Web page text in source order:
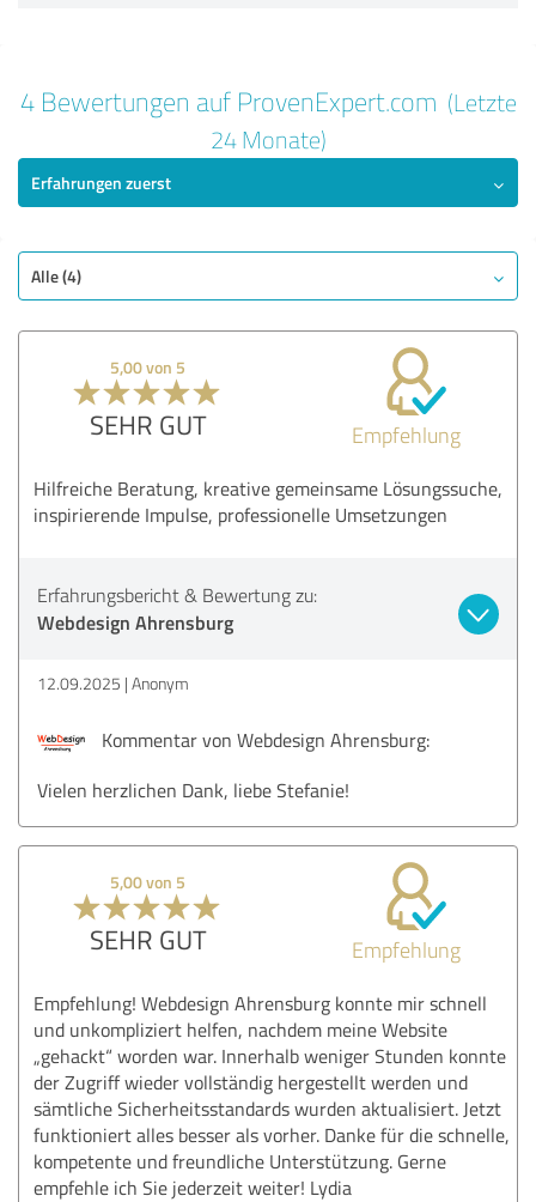
SEHR GUT
Nutzen
Leistungen
Umsetzung
Beratung
Bewertung anzeigen
4 Bewertungen auf ProvenExpert.com (Letzte
24 Monate)
Erfahrungen zuerst
Alle (4)
5,00 von 5
SEHR GUT Empfehlung
Hilfreiche Beratung, kreative gemeinsame Lösungssuche,
inspirierende Impulse, professionelle Umsetzungen
Erfahrungsbericht & Bewertung zu:
Webdesign Ahrensburg
12.09.2025 Anonym
Kommentar von Webdesign Ahrensburg:
Vielen herzlichen Dank, liebe Stefanie!
5,00 von 5
SEHR GUT Empfehlung
Empfehlung! Webdesign Ahrensburg konnte mir schnell
und unkompliziert helfen, nachdem meine Website
„gehackt“ worden war. Innerhalb weniger Stunden konnte
der Zugriff wieder vollständig hergestellt werden und
sämtliche Sicherheitsstandards wurden aktualisiert. Jetzt
funktioniert alles besser als vorher. Danke für die schnelle,
kompetente und freundliche Unterstützung. Gerne
empfehle ich Sie jederzeit weiter! Lydia